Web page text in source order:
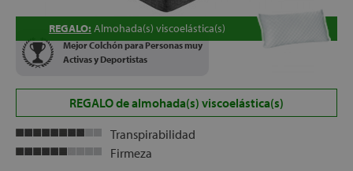
Mejor Colchón para Personas muy
Activas y Deportistas
REGALO: Almohada(s) viscoelástica(s)
REGALO de almohada(s) viscoelástica(s)
Transpirabilidad
Firmeza